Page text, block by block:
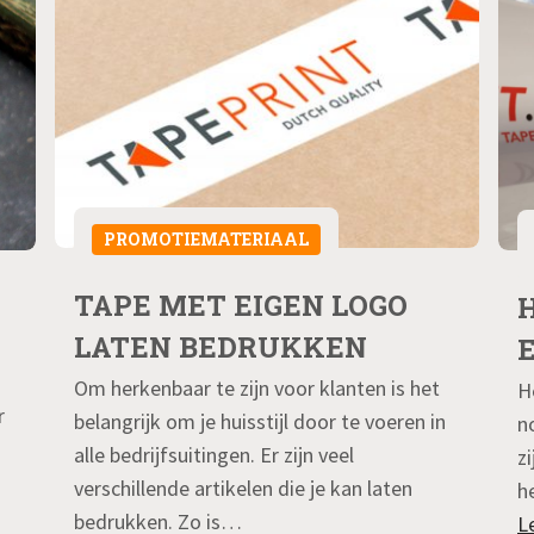
PROMOTIEMATERIAAL
TAPE MET EIGEN LOGO
LATEN BEDRUKKEN
Om herkenbaar te zijn voor klanten is het
belangrijk om je huisstijl door te voeren in
alle bedrijfsuitingen. Er zijn veel
verschillende artikelen die je kan laten
bedrukken. Zo is…